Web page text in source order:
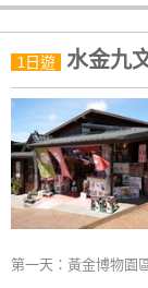
1日遊 水金九
第一天：黃金博物園